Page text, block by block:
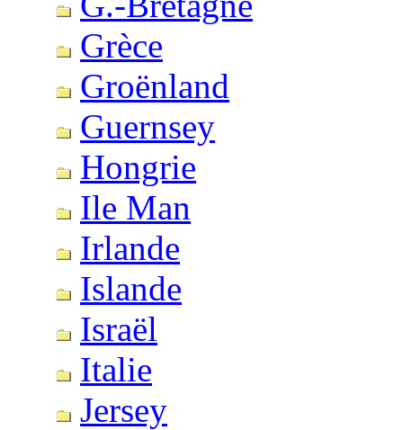
Grèce
Groënland
Guernsey
Hongrie
Ile Man
Irlande
Islande
Israël
Italie
Jersey